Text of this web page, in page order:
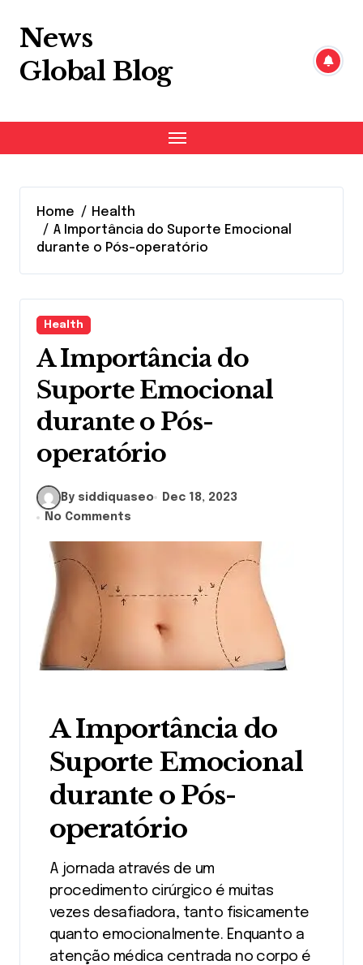
content
News
Global Blog
Home
Health
A Importância do Suporte Emocional
durante o Pós-operatório
Health
A Importância do
Suporte Emocional
durante o Pós-
operatório
By siddiquaseo
Dec 18, 2023
No Comments
A Importância do
Suporte Emocional
durante o Pós-
operatório
A jornada através de um
procedimento cirúrgico é muitas
vezes desafiadora, tanto fisicamente
quanto emocionalmente. Enquanto a
atenção médica centrada no corpo é